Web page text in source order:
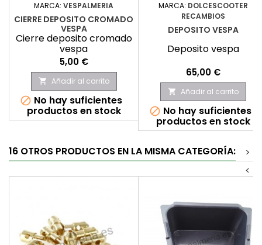
MARCA: VESPALMERIA
CIERRE DEPOSITO CROMADO
VESPA
Cierre deposito cromado
vespa
Precio
5,00 €
 Añadir al carrito
 No hay suficientes
productos en stock
MARCA: DOLCESCOOTER
RECAMBIOS
DEPOSITO VESPA
Deposito vespa
Precio
65,00 €
 Añadir al carrito
 No hay suficientes
productos en stock
16 OTROS PRODUCTOS EN LA MISMA CATEGORÍA:
>
<